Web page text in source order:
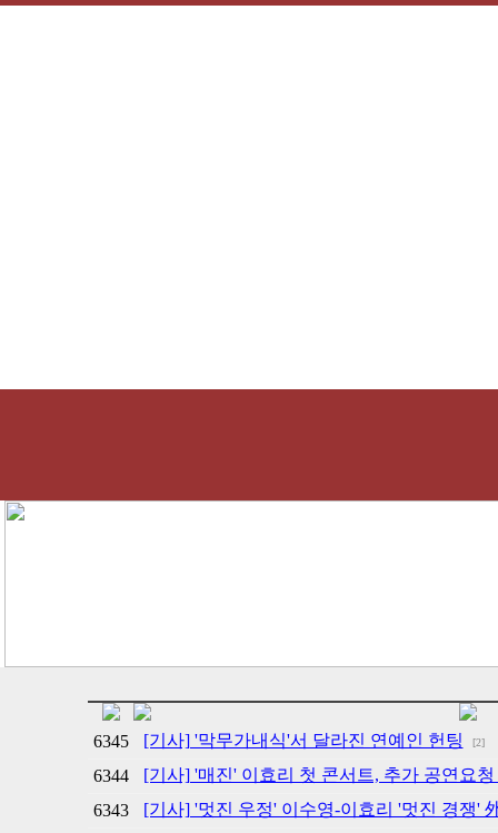
6345 [기사] '막무가내식'서 달라진 연예인 헌팅 [2]
6344
[기사] '매진' 이효리 첫 콘서트, 추가 공연요청
6343
[기사] '멋진 우정' 이수영-이효리 '멋진 경쟁'